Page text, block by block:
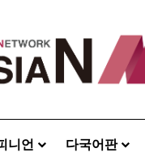
니언 다국어판